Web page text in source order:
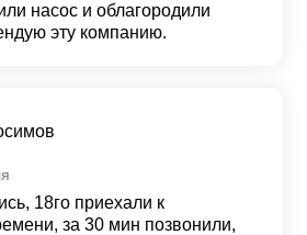
насос и облагородили
эту компанию.
18го приехали к
за 30 мин позвонили,